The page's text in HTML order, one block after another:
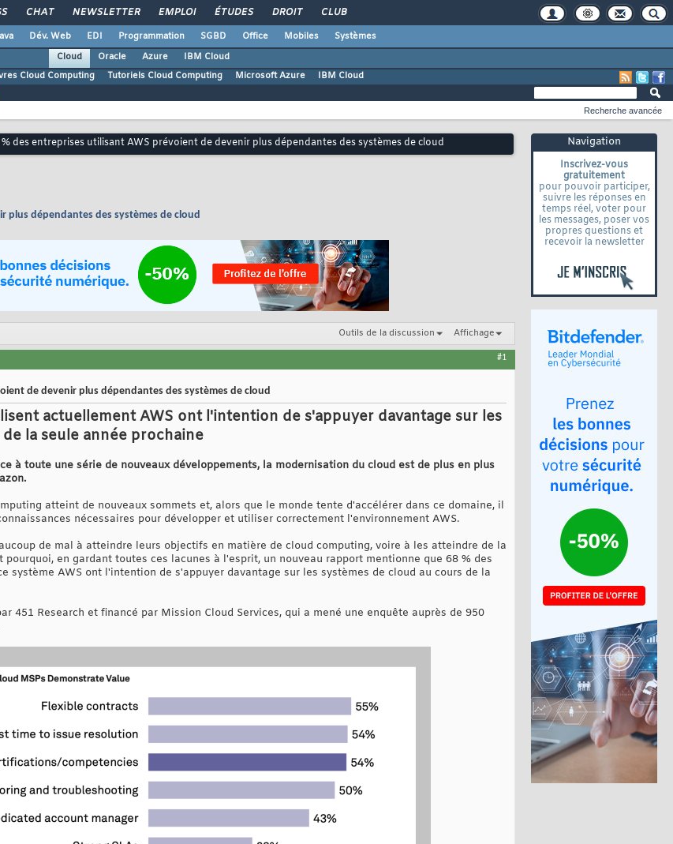
CHAT NEWSLETTER EMPLOI ÉTUDES DROIT CLUB
Dév. Web EDI Programmation SGBD Office Mobiles
Systèmes
Cloud
Oracle Azure
IBM Cloud
Cloud Computing Tutoriels Cloud Computing Microsoft Azure IBM Cloud
Navigation
Inscrivez-vous
gratuitement
pour pouvoir participer,
suivre les réponses en
temps réel, voter pour
les messages, poser vos
propres questions et
recevoir la newsletter
Recherche avancée
% des entreprises utilisant AWS prévoient de devenir plus dépendantes des systèmes de cloud
plus dépendantes des systèmes de cloud
Outils de la discussion Affichage
#1
de devenir plus dépendantes des systèmes de cloud
actuellement AWS ont l'intention de s'appuyer davantage sur les
la seule année prochaine
à toute une série de nouveaux développements, la modernisation du cloud est de plus en plus
atteint de nouveaux sommets et, alors que le monde tente d'accélérer dans ce domaine, il
nécessaires pour développer et utiliser correctement l'environnement AWS.
de mal à atteindre leurs objectifs en matière de cloud computing, voire à les atteindre de la
en gardant toutes ces lacunes à l'esprit, un nouveau rapport mentionne que 68 % des
système AWS ont l'intention de s'appuyer davantage sur les systèmes de cloud au cours de la
451 Research et financé par Mission Cloud Services, qui a mené une enquête auprès de 950